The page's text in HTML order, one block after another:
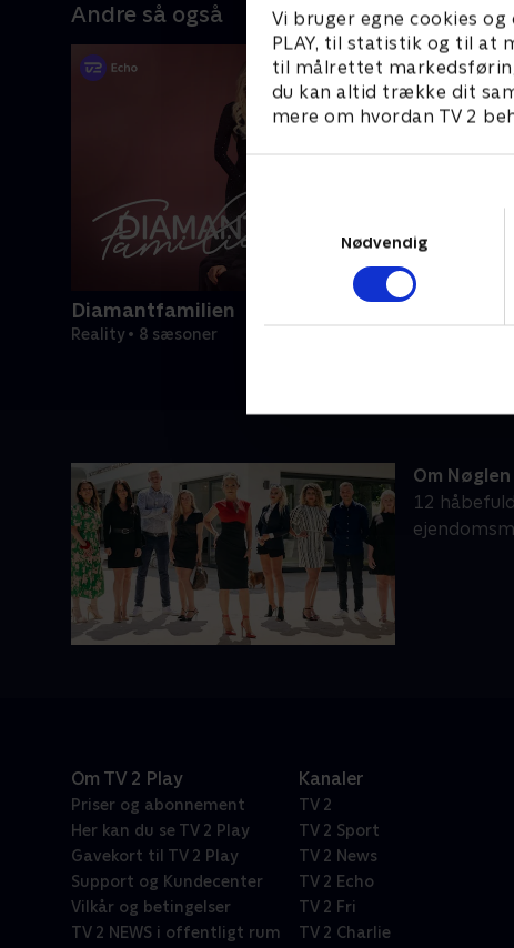
Vi bruger egne cookies
PLAY, til statistik og til at
til målrettet
du kan altid trække dit
mere om hvordan TV 2
Nødvendig
Andre så også
Diamantfamilien
Reality • 8 sæsoner
Om
12
Om TV 2 Play
Priser og abonnement
Her kan du se TV 2 Play
Gavekort til TV 2 Play
Support og Kundecenter
Vilkår og betingelser
TV 2 NEWS i offentligt rum
Kanaler
TV 2
TV 2 Sport
TV 2 News
TV 2 Echo
TV 2 Fri
TV 2 Charlie